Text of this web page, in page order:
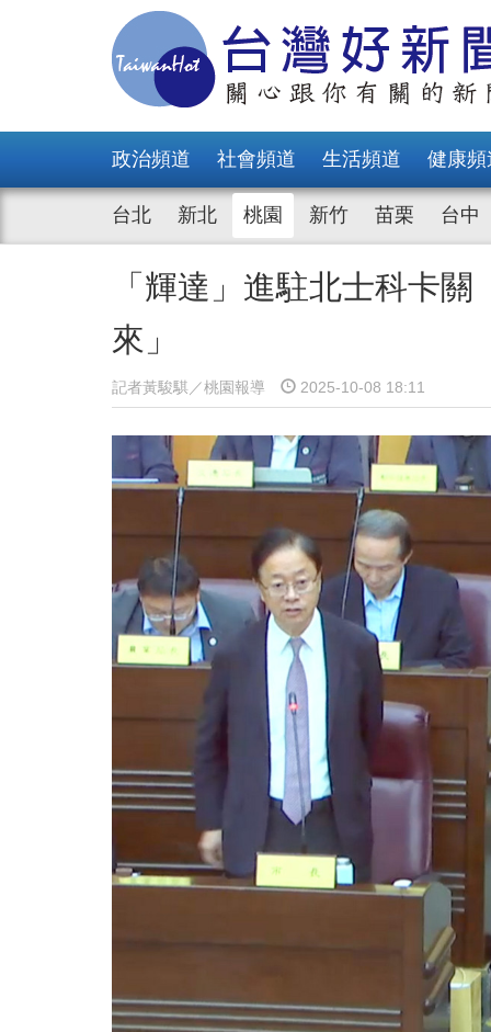
政治頻道 社會頻道 生活頻道 健康頻
台北 新北 桃園 新竹 苗栗 台中
「輝達」進駐北士科卡
來」
記者黃駿騏／桃園報導 2025-10-08 18:11